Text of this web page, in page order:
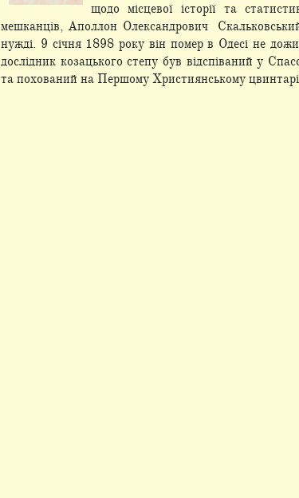
щодо місцевої історії та
мешканців, Аполлон Олександрович
нужді. 9 січня 1898 року він помер в Одесі не
дослідник козацького степу був відспіваний у
та похований на Першому Християнському